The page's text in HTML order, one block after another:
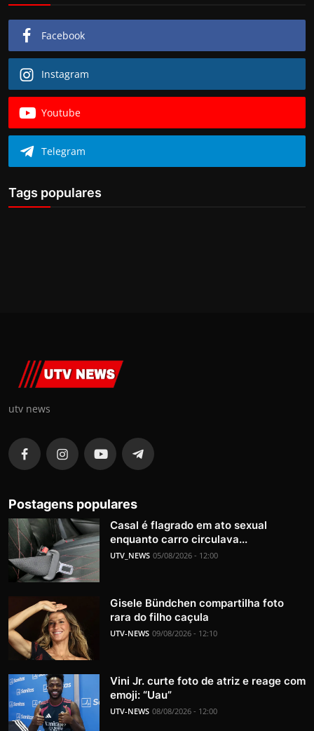
Facebook
Instagram
Youtube
Telegram
Tags populares
utv news
Postagens populares
Casal é flagrado em ato sexual
enquanto carro circulava...
UTV_NEWS 05/08/2026 - 12:00
Gisele Bündchen compartilha foto
rara do filho caçula
UTV-NEWS 09/08/2026 - 12:10
Vini Jr. curte foto de atriz e reage com
emoji: “Uau”
UTV-NEWS 08/08/2026 - 12:00